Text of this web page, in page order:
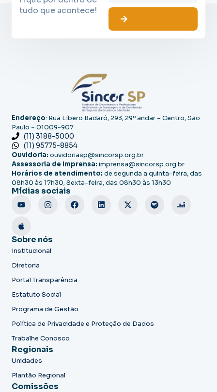
tudo que acontece!
Endereço: Rua Líbero Badaró, 293, 29º andar – Centro, São
Paulo – 01009-907
(11) 3188-5000
(11) 95775-8854
Ouvidoria: ouvidoriasp@sincorsp.org.br
Assessoria de Imprensa: imprensa@sincorsp.org.br
Horários de atendimento: de segunda a quinta-feira, das
08h30 às 17h30; Sexta-feira, das 08h30 às 13h30
Mídias sociais
Sobre nós
Institucional
Diretoria
Portal Transparência
Estatuto Social
Programa de Gestão
Política de Privacidade e Proteção de Dados
Trabalhe Conosco
Regionais
Unidades
Plantão Regional
Comissões